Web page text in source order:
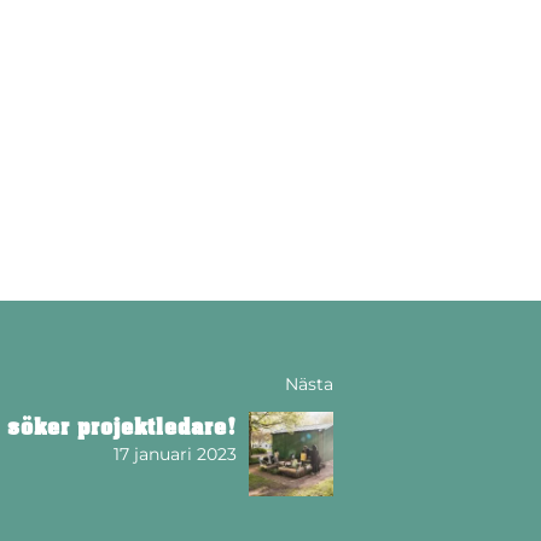
Nästa
söker projektledare!
17 januari 2023